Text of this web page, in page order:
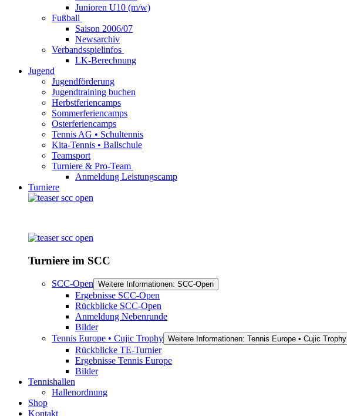
Junioren U10 (m/w)
Fußball
Saison 2006/07
Newsarchiv
Verbandsspielinfos
LK-Berechnung
Jugend
Jugendförderung
Jugendtraining buchen
Herbstferiencamps
Sommerferiencamps
Osterferiencamps
Tennis AG • Schultennis
Kita-Tennis • Ballschule
Teamsport
Turniere & Pro-Team
Anmeldung Leistungscamp
Turniere
Turniere im SCC
SCC-Open Weitere Informationen: SCC-Open
Ergebnisse SCC-Open
Rückblicke SCC-Open
Anmeldung Nebenrunde
Bilder
Tennis Europe • Cujic Trophy Weitere Informationen: Tennis Europe • Cujic Trophy
Rückblicke TE-Turnier
Ergebnisse Tennis Europe
Bilder
Tennishallen
Hallenordnung
Shop
Kontakt